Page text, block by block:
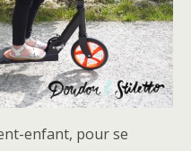
enfant, pour se